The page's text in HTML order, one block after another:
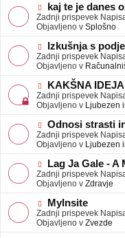
N
o
v
e
o
b
j
a
v
e
kaj te je danes
Zadnji prispevek
Objavljeno v Splošno
N
o
v
e
o
b
j
a
v
e
Izkušnja s
Zadnji prispevek
Objavljeno v
N
o
v
e
o
b
j
a
v
e
KAKŠNA IDEJA
Zadnji prispevek
Objavljeno v Ljubezen
N
o
v
e
o
b
j
a
v
e
Odnosi strasti
Zadnji prispevek
Objavljeno v Ljubezen
N
o
v
e
o
b
j
a
Lag Ja Gale - A
Zadnji prispevek
Objavljeno v Zdravje
N
o
v
e
MyInsite
Zadnji prispevek
Objavljeno v Zvezde